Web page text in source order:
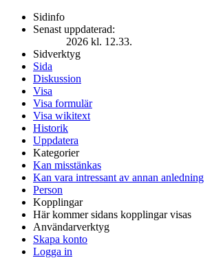
Sidinfo
Senast uppdaterad:
2026 kl. 12.33.
Sidverktyg
Sida
Diskussion
Visa
Visa formulär
Visa wikitext
Historik
Uppdatera
Kategorier
Kan misstänkas
Kan vara intressant av annan anledning
Person
Kopplingar
Här kommer sidans kopplingar visas
Användarverktyg
Skapa konto
Logga in